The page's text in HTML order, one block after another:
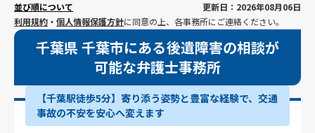
並び順について
更新日：2026年08月06日
利用規約 ・個人情報保護方針に同意の上、各事務所にご連絡ください。
千葉県 千葉市にある後遺障害の相談が
可能な弁護士事務所
【千葉駅徒歩5分】寄り添う姿勢と豊富な経験で、交通
事故の不安を安心へ変えます